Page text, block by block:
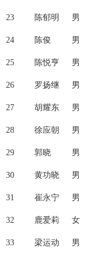
23 陈郁明 男
24 陈俊 男
25 陈悦亨 男
26 罗扬继 男
27 胡耀东 男
28 徐应朝 男
29 郭晓 男
30 黄功晓 男
31 崔永宁 男
32 鹿爱莉 女
33 梁运动 男